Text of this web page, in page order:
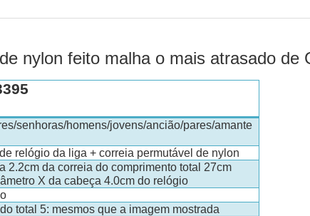
nylon feito malha o mais atrasado
senhoras/homens/jovens/ancião/pares/amante
relógio da liga + correia permutável de nylon
2.2cm da correia do comprimento total 27cm
X da cabeça 4.0cm do relógio
total 5: mesmos que a imagem mostrada